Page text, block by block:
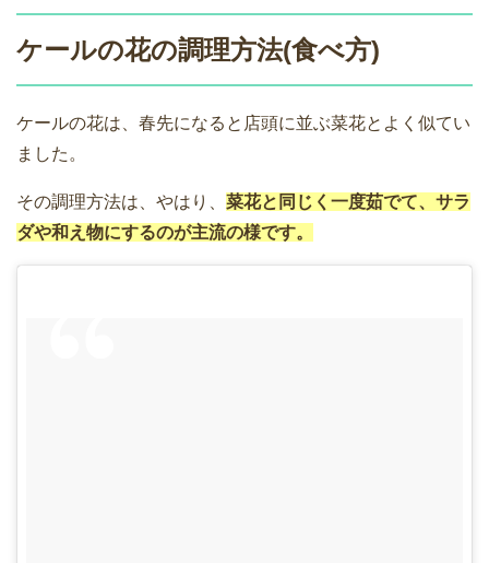
ケールの花の調理方法(食べ方)
ケールの花は、春先になると店頭に並ぶ菜花とよく似てい
ました。
その調理方法は、やはり、 菜花と同じく一度茹でて、サラ
ダや和え物にするのが主流の様です。